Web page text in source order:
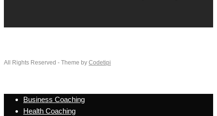
All Rights Reserved - Theme by Codetipi
Business Coaching
Health Coaching